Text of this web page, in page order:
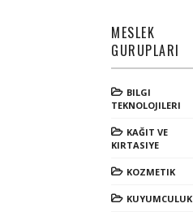
MESLEK
GURUPLARI
BILGI
TEKNOLOJILERI
KAĞIT VE
KIRTASIYE
KOZMETIK
KUYUMCULUK